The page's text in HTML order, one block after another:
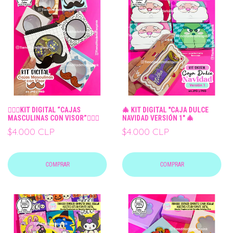
🧔🏻‍♂️KIT DIGITAL “CAJAS
MASCULINAS CON VISOR”🧔🏻‍♂️
$4.000 CLP
COMPRAR
🎄 KIT DIGITAL "CAJA DULCE
NAVIDAD VERSIÓN 1" 🎄
$4.000 CLP
COMPRAR